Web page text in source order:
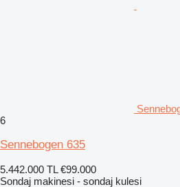
6
Sennebogen 635
5.442.000 TL €99.000
Sondaj makinesi - sondaj kulesi